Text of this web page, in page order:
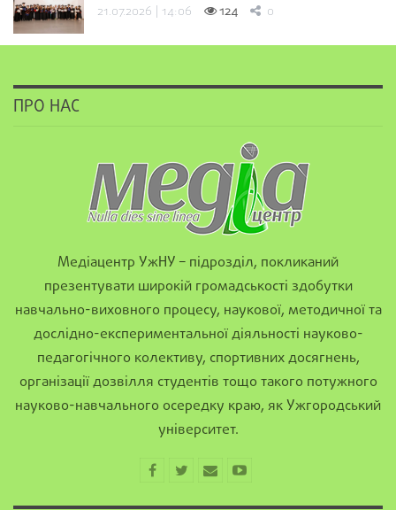
21.07.2026 | 14:06 124 0
ПРО НАС
Медіацентр УжНУ – підрозділ, покликаний
презентувати широкій громадськості здобутки
навчально-виховного процесу, наукової, методичної та
дослідно-експериментальної діяльності науково-
педагогічного колективу, спортивних досягнень,
організації дозвілля студентів тощо такого потужного
науково-навчального осередку краю, як Ужгородський
університет.